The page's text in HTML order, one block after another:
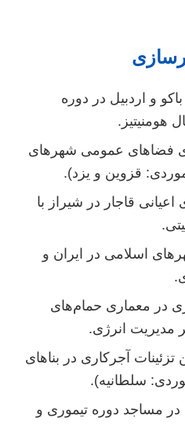
اردبیل در دوره
عمومی شهرهای
قزوین و یزد).
قاجار در شیراز با
اسلامی در ایران و
معماری حمام‌های
انرژی.
آجرکاری در بناهای
سلطانیه).
دوره تیموری و